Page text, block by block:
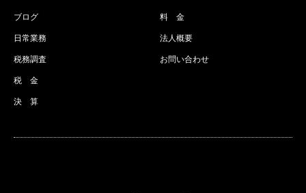
ブログ
日常業務
税務調査
税 金
決 算
料 金
法人概要
お問い合わせ